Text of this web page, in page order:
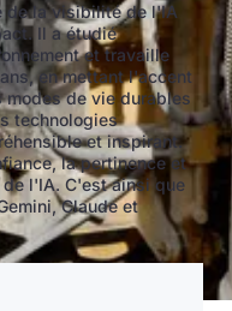
de la visibilité de l'IA
Il a étudié
et travaille
en mettant l'accent
de vie durables
technologies
et inspirant.
la pertinence et
l'IA. C'est ainsi que
Claude et